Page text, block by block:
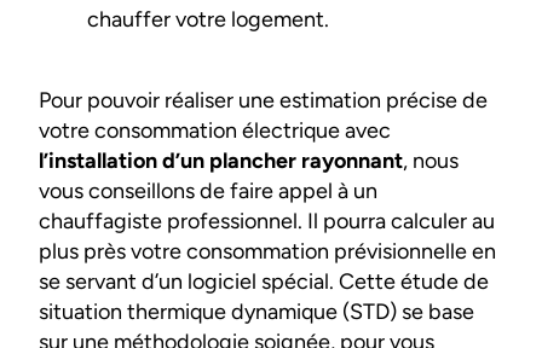
chauffer votre logement.
Pour pouvoir réaliser une estimation précise de
votre consommation électrique avec
l’installation d’un plancher rayonnant, nous
vous conseillons de faire appel à un
chauffagiste professionnel. Il pourra calculer au
plus près votre consommation prévisionnelle en
se servant d’un logiciel spécial. Cette étude de
situation thermique dynamique (STD) se base
sur une méthodologie soignée, pour vous